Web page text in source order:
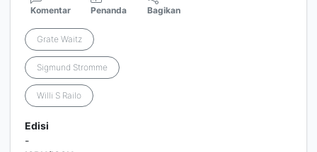
Komentar Penanda Bagikan
Grate Waitz
Sigmund Stromme
Willi S Railo
Edisi
-